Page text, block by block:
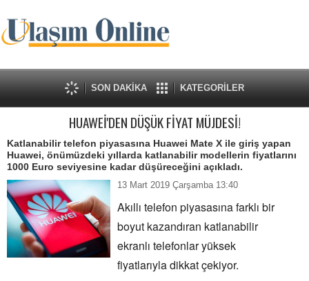
SON DAKİKA KATEGORİLER
HUAWEİ'DEN DÜŞÜK FİYAT MÜJDESİ!
Katlanabilir telefon piyasasına Huawei Mate X ile giriş yapan
Huawei, önümüzdeki yıllarda katlanabilir modellerin fiyatlarını
1000 Euro seviyesine kadar düşüreceğini açıkladı.
13 Mart 2019 Çarşamba 13:40
Akıllı telefon piyasasına farklı bir
boyut kazandıran katlanabilir
ekranlı telefonlar yüksek
fiyatlarıyla dikkat çekiyor.